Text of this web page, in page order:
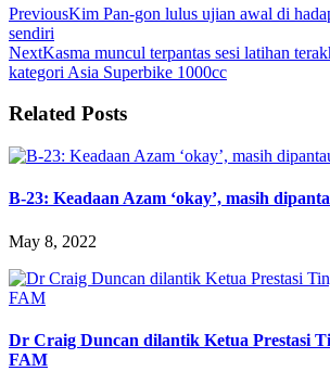
PreviousKim Pan-gon lulus ujian awal di
sendiri
NextKasma muncul terpantas sesi latihan
kategori Asia Superbike 1000cc
Related Posts
B-23: Keadaan Azam ‘okay’, masih
May 8, 2022
Dr Craig Duncan dilantik Ketua Prestasi
FAM